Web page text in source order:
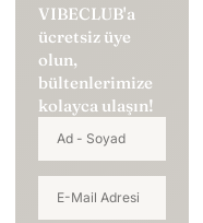
VIBECLUB'a
ücretsiz üye
olun,
bültenlerimize
kolayca ulaşın!